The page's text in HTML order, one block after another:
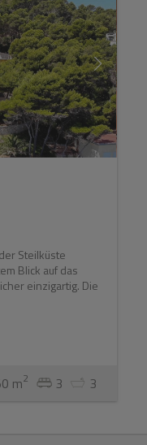
Steilküste
Blick auf das
einzigartig. Die
m2 3 3